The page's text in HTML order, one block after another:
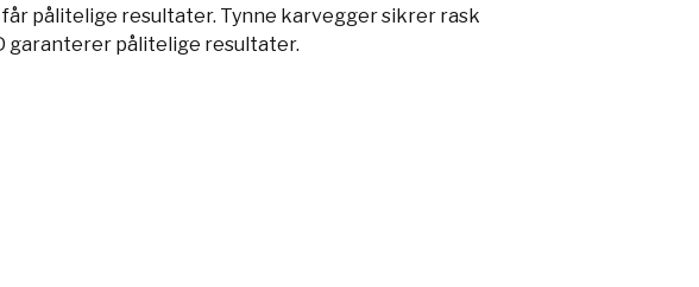
pålitelige resultater. Tynne karvegger sikrer rask
garanterer pålitelige resultater.